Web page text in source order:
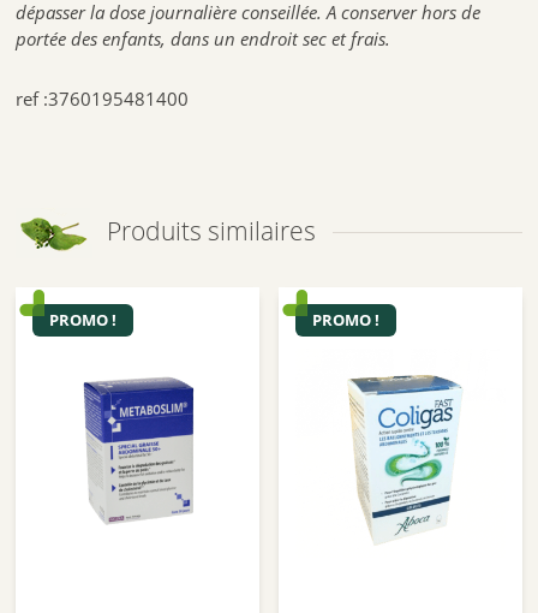
dépasser la dose journalière conseillée. A conserver hors de
portée des enfants, dans un endroit sec et frais.
ref :3760195481400
Produits similaires
PROMO ! PROMO !